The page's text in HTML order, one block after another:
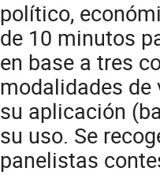
político,
de 10 minutos
en base a tres
modalidades de
su aplicación
su uso. Se
panelistas